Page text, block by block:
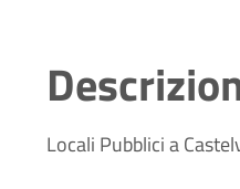
Locali Pubblici a